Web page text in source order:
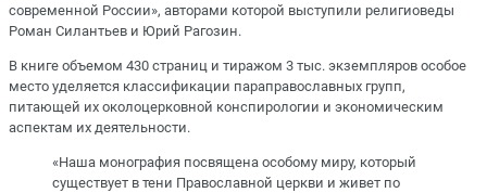
современной России», авторами которой выступили религиоведы
Роман Силантьев и Юрий Рагозин.
В книге объемом 430 страниц и тиражом 3 тыс. экземпляров особое
место уделяется классификации параправославных групп,
питающей их околоцерковной конспирологии и экономическим
аспектам их деятельности.
«Наша монография посвящена особому миру, который
существует в тени Православной церкви и живет по